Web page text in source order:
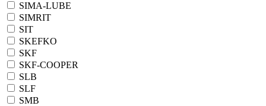
SIMA-LUBE
SIMRIT
SIT
SKEFKO
SKF
SKF-COOPER
SLB
SLF
SMB